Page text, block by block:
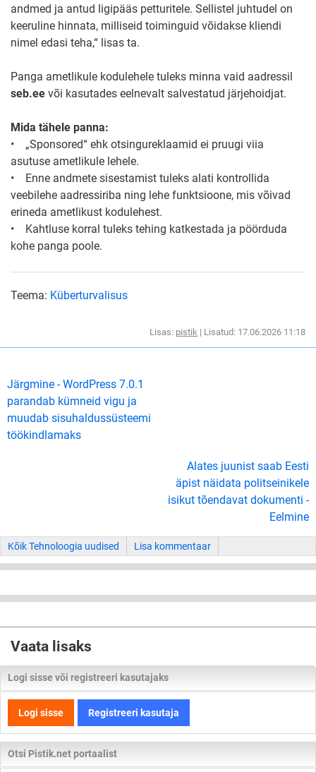
andmed ja antud ligipääs petturitele. Sellistel juhtudel on
keeruline hinnata, milliseid toiminguid võidakse kliendi
nimel edasi teha,“ lisas ta.
Panga ametlikule kodulehele tuleks minna vaid aadressil
seb.ee või kasutades eelnevalt salvestatud järjehoidjat.
Mida tähele panna:
• „Sponsored“ ehk otsingureklaamid ei pruugi viia
asutuse ametlikule lehele.
• Enne andmete sisestamist tuleks alati kontrollida
veebilehe aadressiriba ning lehe funktsioone, mis võivad
erineda ametlikust kodulehest.
• Kahtluse korral tuleks tehing katkestada ja pöörduda
kohe panga poole.
Teema: Küberturvalisus
Lisas: pistik | Lisatud: 17.06.2026 11:18
Järgmine - WordPress 7.0.1
parandab kümneid vigu ja
muudab sisuhaldussüsteemi
töökindlamaks
Alates juunist saab Eesti
äpist näidata politseinikele
isikut tõendavat dokumenti -
Eelmine
Kõik Tehnoloogia uudised Lisa kommentaar
Vaata lisaks
Logi sisse või registreeri kasutajaks
Logi sisse Registreeri kasutaja
Otsi Pistik.net portaalist